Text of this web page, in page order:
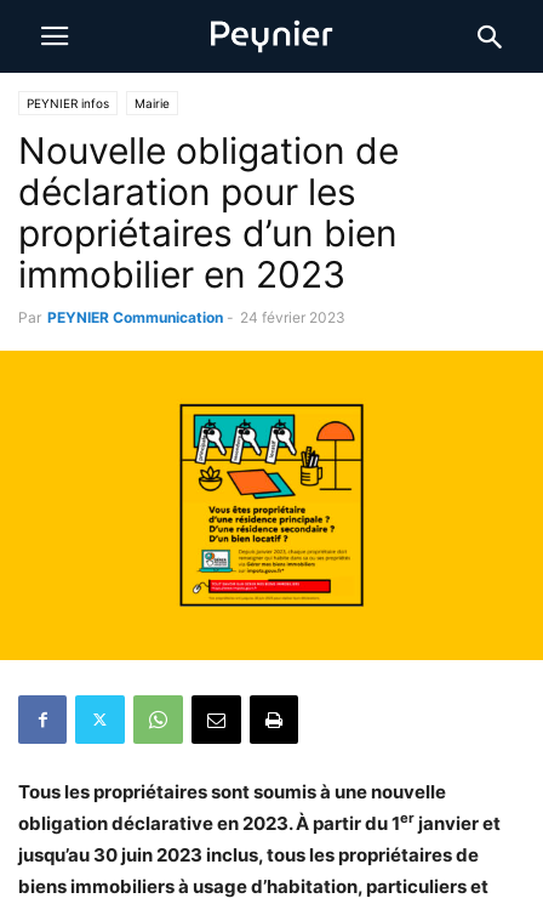
PEYNIER infos Mairie
Nouvelle obligation de
déclaration pour les
propriétaires d’un bien
immobilier en 2023
Par PEYNIER Communication - 24 février 2023
Tous les propriétaires sont soumis à une nouvelle
obligation déclarative en 2023. À partir du 1er janvier et
jusqu’au 30 juin 2023 inclus, tous les propriétaires de
biens immobiliers à usage d’habitation, particuliers et